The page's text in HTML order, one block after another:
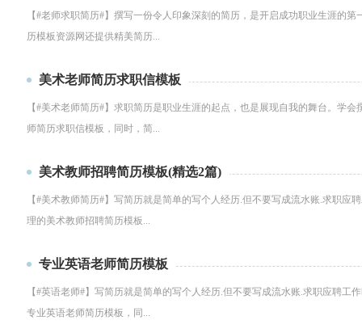
【#老师求职简历#】撰写一份令人印象深刻的简历，是开启成功职业生涯的
历模板资源网还提供精美简历...
美术老师简历求职信模板
【#美术老师简历#】求职简历是职业生涯的起点，也是展现自我的舞台。学
师简历求职信模板，同时，简...
美术教师招聘简历模板(精选2篇)
【#美术教师简历#】写简历就是简单的写个人经历.但不要写成流水账.求职
理的美术教师招聘简历模板...
专业英语老师简历模板
【#英语老师#】写简历就是简单的写个人经历.但不要写成流水账.求职应聘
专业英语老师简历模板，同...